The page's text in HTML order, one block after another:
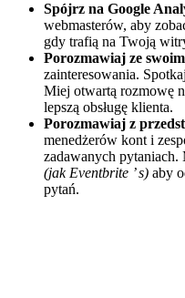
Spójrz na Google
webmasterów, aby
gdy trafią na Twoją
Porozmawiaj ze
zainteresowania.
Miej otwartą rozmowę
lepszą obsługę klienta.
Porozmawiaj z
menedżerów kont i
zadawanych
(jak Eventbrite ’ s) aby
pytań.